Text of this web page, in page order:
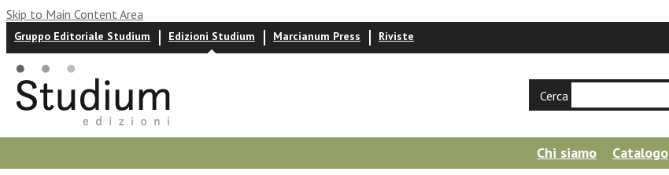
Skip to Main Content Area
Gruppo Editoriale Studium Edizioni Studium Marcianum Press Riviste
Cerca
Chi siamo Catalogo